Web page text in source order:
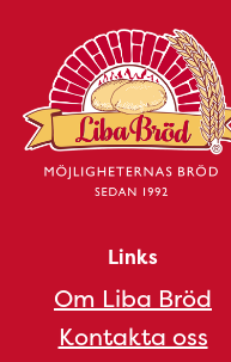
Links
Om Liba Bröd
Kontakta oss